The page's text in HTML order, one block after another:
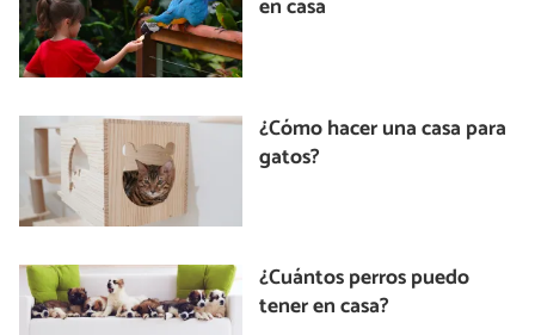
en casa
¿Cómo hacer una casa para
gatos?
¿Cuántos perros puedo
tener en casa?